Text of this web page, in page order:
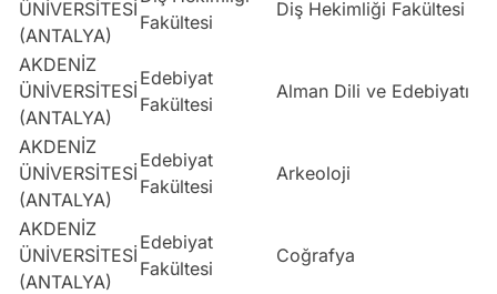
ÜNİVERSİTESİ
(ANTALYA)
Fakültesi
Diş Hekimliği Fakültesi
AKDENİZ
ÜNİVERSİTESİ
(ANTALYA)
Edebiyat
Fakültesi
Alman Dili ve Edebiyatı
AKDENİZ
ÜNİVERSİTESİ
(ANTALYA)
Edebiyat
Fakültesi
Arkeoloji
AKDENİZ
ÜNİVERSİTESİ
(ANTALYA)
Edebiyat
Fakültesi
Coğrafya